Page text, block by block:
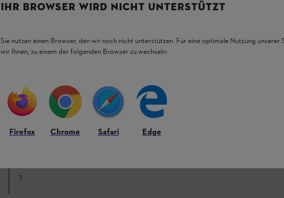
XS / S / M / L / XL / XXL
1300 g
1
IHR BROWSER WIRD NICHT UNTERSTÜTZT
Sie nutzen einen Browser, den wir noch nicht unterstützen. Für eine optimale Nutzung unserer
wir Ihnen, zu einem der folgenden Browser zu wechseln:
Firefox Chrome Safari Edge